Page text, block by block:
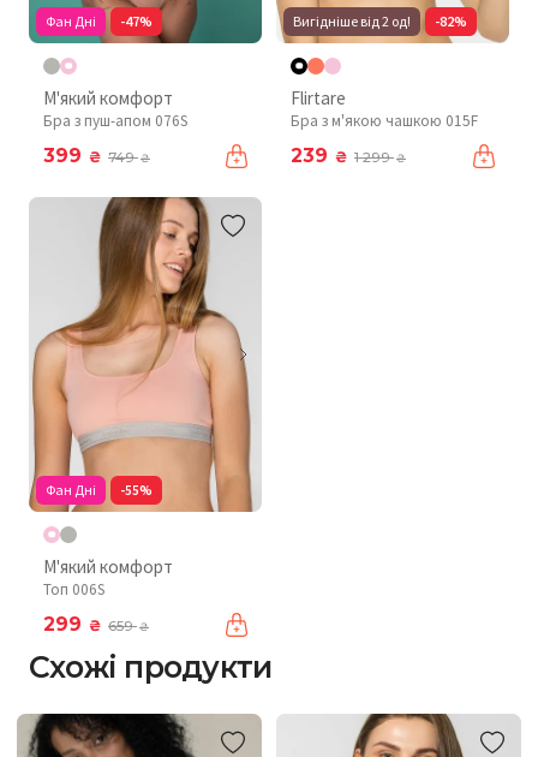
Фан Дні -47%
М'який комфорт
Бра з пуш-апом 076S
399 ₴ 749₴
Вигідніше від 2 од! -82%
Flirtare
Бра з м'якою чашкою 015F
239 ₴ 1 299₴
Фан Дні -55%
М'який комфорт
Топ 006S
299 ₴ 659₴
Схожі продукти